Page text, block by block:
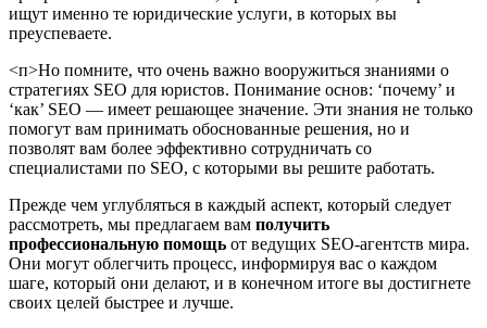
ищут именно те юридические услуги, в которых вы
преуспеваете.
<п>Но помните, что очень важно вооружиться знаниями о
стратегиях SEO для юристов. Понимание основ: ‘почему’ и
‘как’ SEO — имеет решающее значение. Эти знания не только
помогут вам принимать обоснованные решения, но и
позволят вам более эффективно сотрудничать со
специалистами по SEO, с которыми вы решите работать.
Прежде чем углубляться в каждый аспект, который следует
рассмотреть, мы предлагаем вам получить
профессиональную помощь от ведущих SEO-агентств мира.
Они могут облегчить процесс, информируя вас о каждом
шаге, который они делают, и в конечном итоге вы достигнете
своих целей быстрее и лучше.